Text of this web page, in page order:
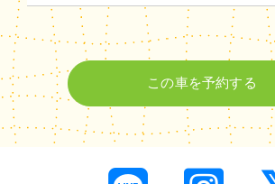
この車を予約する